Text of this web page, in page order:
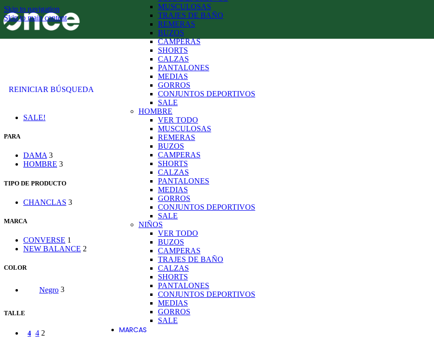
Skip to navigation
Skip to main content
MUSCULOSAS
TRAJES DE BAÑO
REMERAS
BUZOS
CAMPERAS
SHORTS
CALZAS
PANTALONES
MEDIAS
GORROS
CONJUNTOS DEPORTIVOS
SALE
HOMBRE
VER TODO
MUSCULOSAS
REMERAS
BUZOS
CAMPERAS
SHORTS
CALZAS
PANTALONES
MEDIAS
GORROS
CONJUNTOS DEPORTIVOS
SALE
NIÑOS
VER TODO
BUZOS
CAMPERAS
TRAJES DE BAÑO
CALZAS
SHORTS
PANTALONES
CONJUNTOS DEPORTIVOS
MEDIAS
GORROS
SALE
MARCAS
REINICIAR BÚSQUEDA
SALE!
PARA
DAMA 3
HOMBRE 3
TIPO DE PRODUCTO
CHANCLAS 3
MARCA
CONVERSE 1
NEW BALANCE 2
COLOR
Negro 3
TALLE
4 4 2